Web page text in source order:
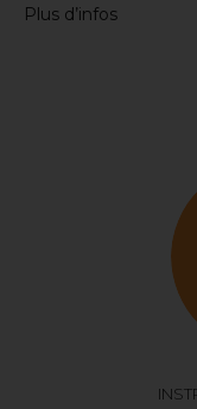
Plus d’infos